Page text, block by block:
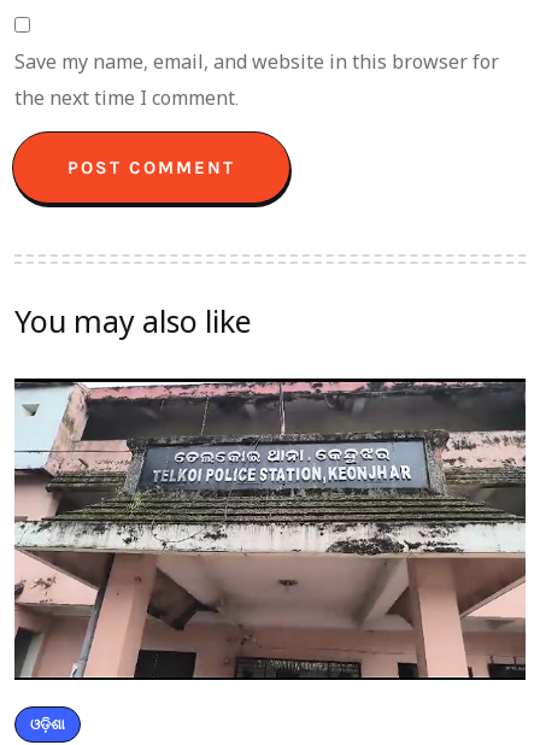
Save my name, email, and website in this browser for
the next time I comment.
You may also like
ଓଡ଼ିଶା